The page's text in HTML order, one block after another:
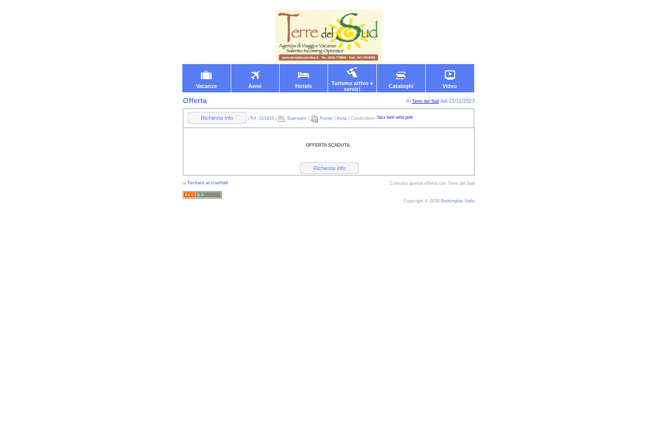
Vacanze Aerei Hotels
Turismo attivo e
servizi
Cataloghi Video
Offerta In Terre del Suddal 21/11/2023
Richiesta Info Rif. 315433| Stampare| Poster| Invia | Condividere:
OFFERTA SCADUTA.
Richiesta Info
Tornare ai risultati Consulta questa offerta con Terre del Sud
Copyright © 2026 Bookingfax Italia